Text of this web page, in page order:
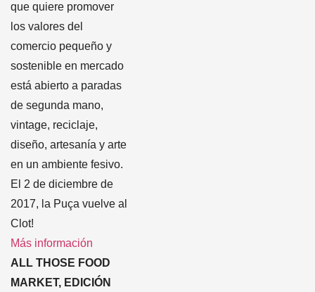
que quiere promover
los valores del
comercio pequeño y
sostenible en mercado
está abierto a paradas
de segunda mano,
vintage, reciclaje,
diseño, artesanía y arte
en un ambiente fesivo.
El 2 de diciembre de
2017, la Puça vuelve al
Clot!
Más información
ALL THOSE FOOD
MARKET, EDICIÓN